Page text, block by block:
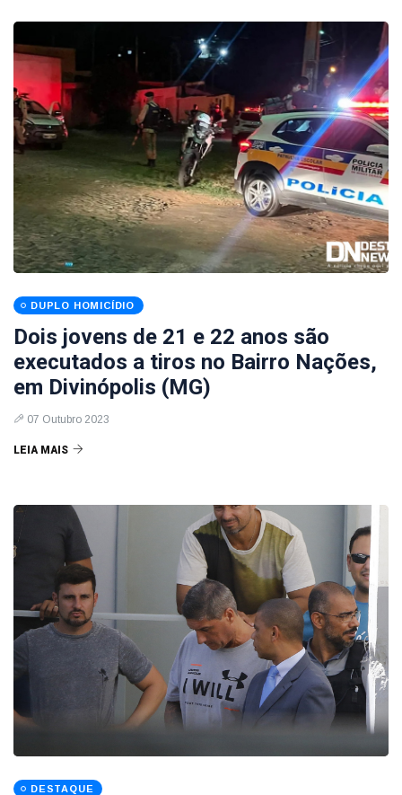
DUPLO HOMICÍDIO
Dois jovens de 21 e 22 anos são
executados a tiros no Bairro Nações,
em Divinópolis (MG)
07 Outubro 2023
LEIA MAIS
DESTAQUE